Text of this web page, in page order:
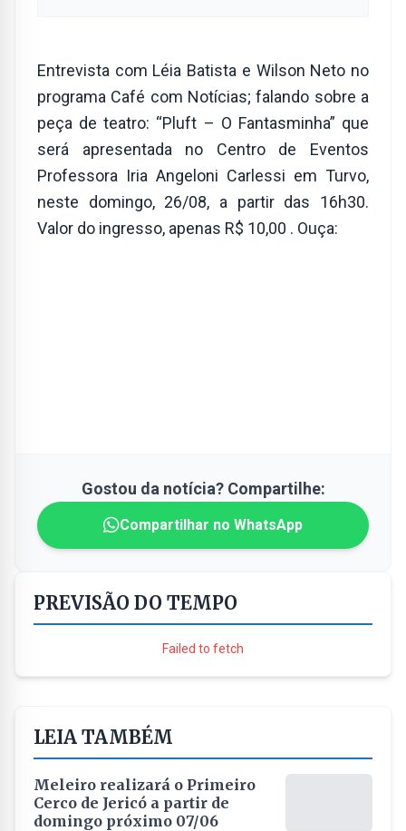
Entrevista com Léia Batista e Wilson Neto no
programa Café com Notícias; falando sobre a
peça de teatro: “Pluft – O Fantasminha” que
será apresentada no Centro de Eventos
Professora Iria Angeloni Carlessi em Turvo,
neste domingo, 26/08, a partir das 16h30.
Valor do ingresso, apenas R$ 10,00 . Ouça:
Gostou da notícia? Compartilhe:
Compartilhar no WhatsApp
PREVISÃO DO TEMPO
Failed to fetch
LEIA TAMBÉM
Meleiro realizará o Primeiro
Cerco de Jericó a partir de
domingo próximo 07/06